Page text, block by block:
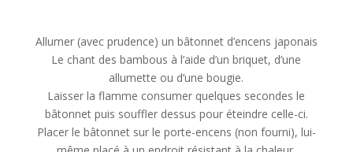
Allumer (avec prudence) un bâtonnet d’encens japonais
Le chant des bambous à l’aide d’un briquet, d’une
allumette ou d’une bougie.
Laisser la flamme consumer quelques secondes le
bâtonnet puis souffler dessus pour éteindre celle-ci.
Placer le bâtonnet sur le porte-encens (non fourni), lui-